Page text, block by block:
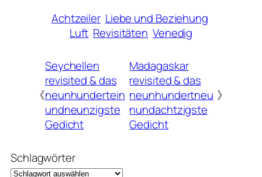
Achtzeiler Liebe und Beziehung
Luft Revisitäten Venedig
《
Seychellen
revisited & das
neunhundertein
undneunzigste
Gedicht
Madagaskar
revisited & das
neunhundertneu
nundachtzigste
Gedicht
》
Schlagwörter